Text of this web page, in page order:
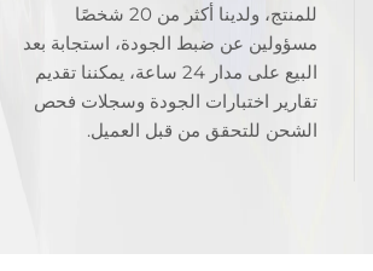
للمنتج، ولدينا أكثر من 20 شخصًا
مسؤولين عن ضبط الجودة، استجابة بعد
البيع على مدار 24 ساعة، يمكننا تقديم
تقارير اختبارات الجودة وسجلات فحص
الشحن للتحقق من قبل العميل.